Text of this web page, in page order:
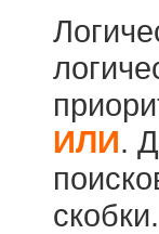
ИЛИ.
скобки.